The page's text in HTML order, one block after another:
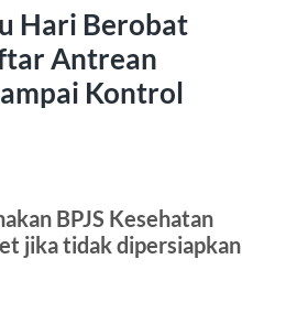
Hari Berobat
Antrean
Kontrol
BPJS Kesehatan
jika tidak dipersiapkan